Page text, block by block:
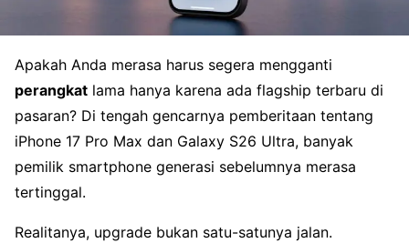
Apakah Anda merasa harus segera mengganti
perangkat lama hanya karena ada flagship terbaru di
pasaran? Di tengah gencarnya pemberitaan tentang
iPhone 17 Pro Max dan Galaxy S26 Ultra, banyak
pemilik smartphone generasi sebelumnya merasa
tertinggal.
Realitanya, upgrade bukan satu-satunya jalan.